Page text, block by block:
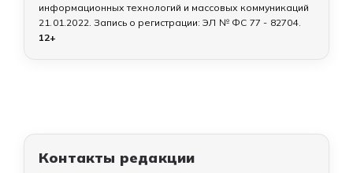
информационных технологий и массовых коммуникаций
21.01.2022. Запись о регистрации: ЭЛ № ФС 77 - 82704.
12+
Контакты редакции